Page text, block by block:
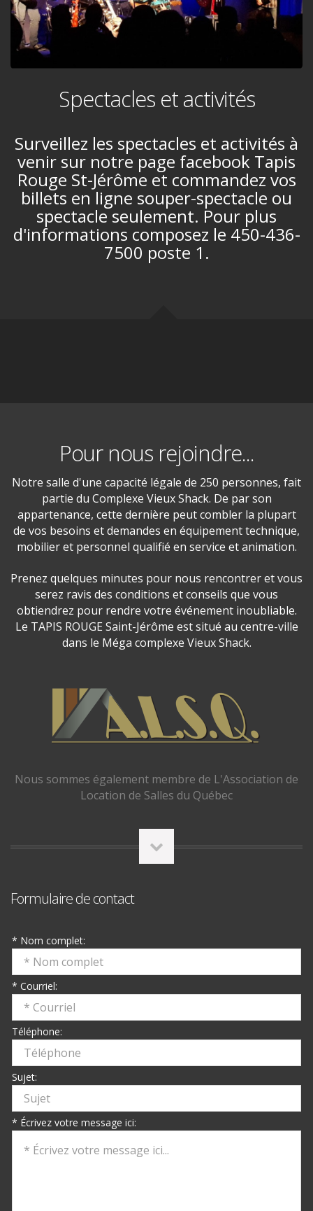
Spectacles et activités
Surveillez les spectacles et activités à
venir sur notre page facebook Tapis
Rouge St-Jérôme et commandez vos
billets en ligne souper-spectacle ou
spectacle seulement. Pour plus
d'informations composez le 450-436-
7500 poste 1.
Pour nous rejoindre...
Notre salle d'une capacité légale de 250 personnes, fait
partie du Complexe Vieux Shack. De par son
appartenance, cette dernière peut combler la plupart
de vos besoins et demandes en équipement technique,
mobilier et personnel qualifié en service et animation.
Prenez quelques minutes pour nous rencontrer et vous
serez ravis des conditions et conseils que vous
obtiendrez pour rendre votre événement inoubliable.
Le TAPIS ROUGE Saint-Jérôme est situé au centre-ville
dans le Méga complexe Vieux Shack.
Nous sommes également membre de L'Association de
Location de Salles du Québec
Formulaire de contact
* Nom complet:
* Courriel:
Téléphone:
Sujet:
* Écrivez votre message ici: